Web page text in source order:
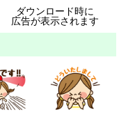
ダウンロード時に
広告が表示されます